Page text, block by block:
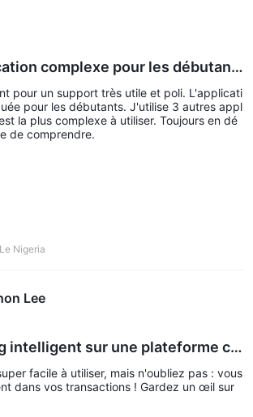
et admin@cfdcaps.com.kh.
comporte des risques importants et vous
capital investi. Il ne convient pas à
complexe pour les débutant
l'utilisation de la démo malgré
pour un support très utile et poli. L'applicati
pour les débutants. J'utilise 3 autres appl
la plus complexe à utiliser. Toujours en dé
de comprendre.
Le Nigeria
Lee
intelligent sur une plateforme co
la conscience de marge
facile à utiliser, mais n'oubliez pas : vous
dans vos transactions ! Gardez un œil sur